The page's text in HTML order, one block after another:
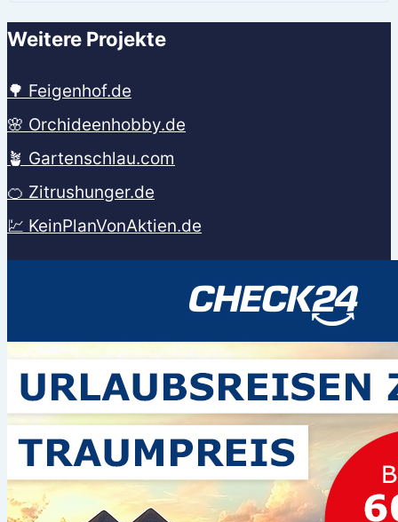
Weitere Projekte
🌳 Feigenhof.de
🌸 Orchideenhobby.de
🪴 Gartenschlau.com
🍊 Zitrushunger.de
💹 KeinPlanVonAktien.de